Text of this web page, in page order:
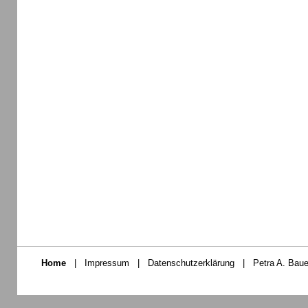
Home | Impressum | Datenschutzerklärung | Petra A.